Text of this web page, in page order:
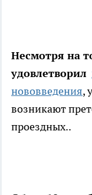
Несмотря на
удовлетворил
нововведения,
возникают
проездных..